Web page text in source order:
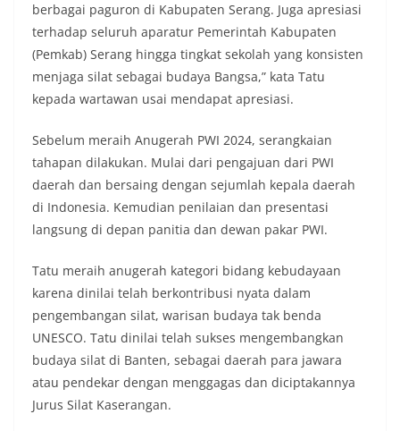
berbagai paguron di Kabupaten Serang. Juga apresiasi
terhadap seluruh aparatur Pemerintah Kabupaten
(Pemkab) Serang hingga tingkat sekolah yang konsisten
menjaga silat sebagai budaya Bangsa,” kata Tatu
kepada wartawan usai mendapat apresiasi.
Sebelum meraih Anugerah PWI 2024, serangkaian
tahapan dilakukan. Mulai dari pengajuan dari PWI
daerah dan bersaing dengan sejumlah kepala daerah
di Indonesia. Kemudian penilaian dan presentasi
langsung di depan panitia dan dewan pakar PWI.
Tatu meraih anugerah kategori bidang kebudayaan
karena dinilai telah berkontribusi nyata dalam
pengembangan silat, warisan budaya tak benda
UNESCO. Tatu dinilai telah sukses mengembangkan
budaya silat di Banten, sebagai daerah para jawara
atau pendekar dengan menggagas dan diciptakannya
Jurus Silat Kaserangan.